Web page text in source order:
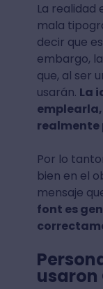
La realidad
mala
decir que
embargo,
que, al ser
usarán. La
emplearla,
realmente
Por lo
bien en el
mensaje
font es